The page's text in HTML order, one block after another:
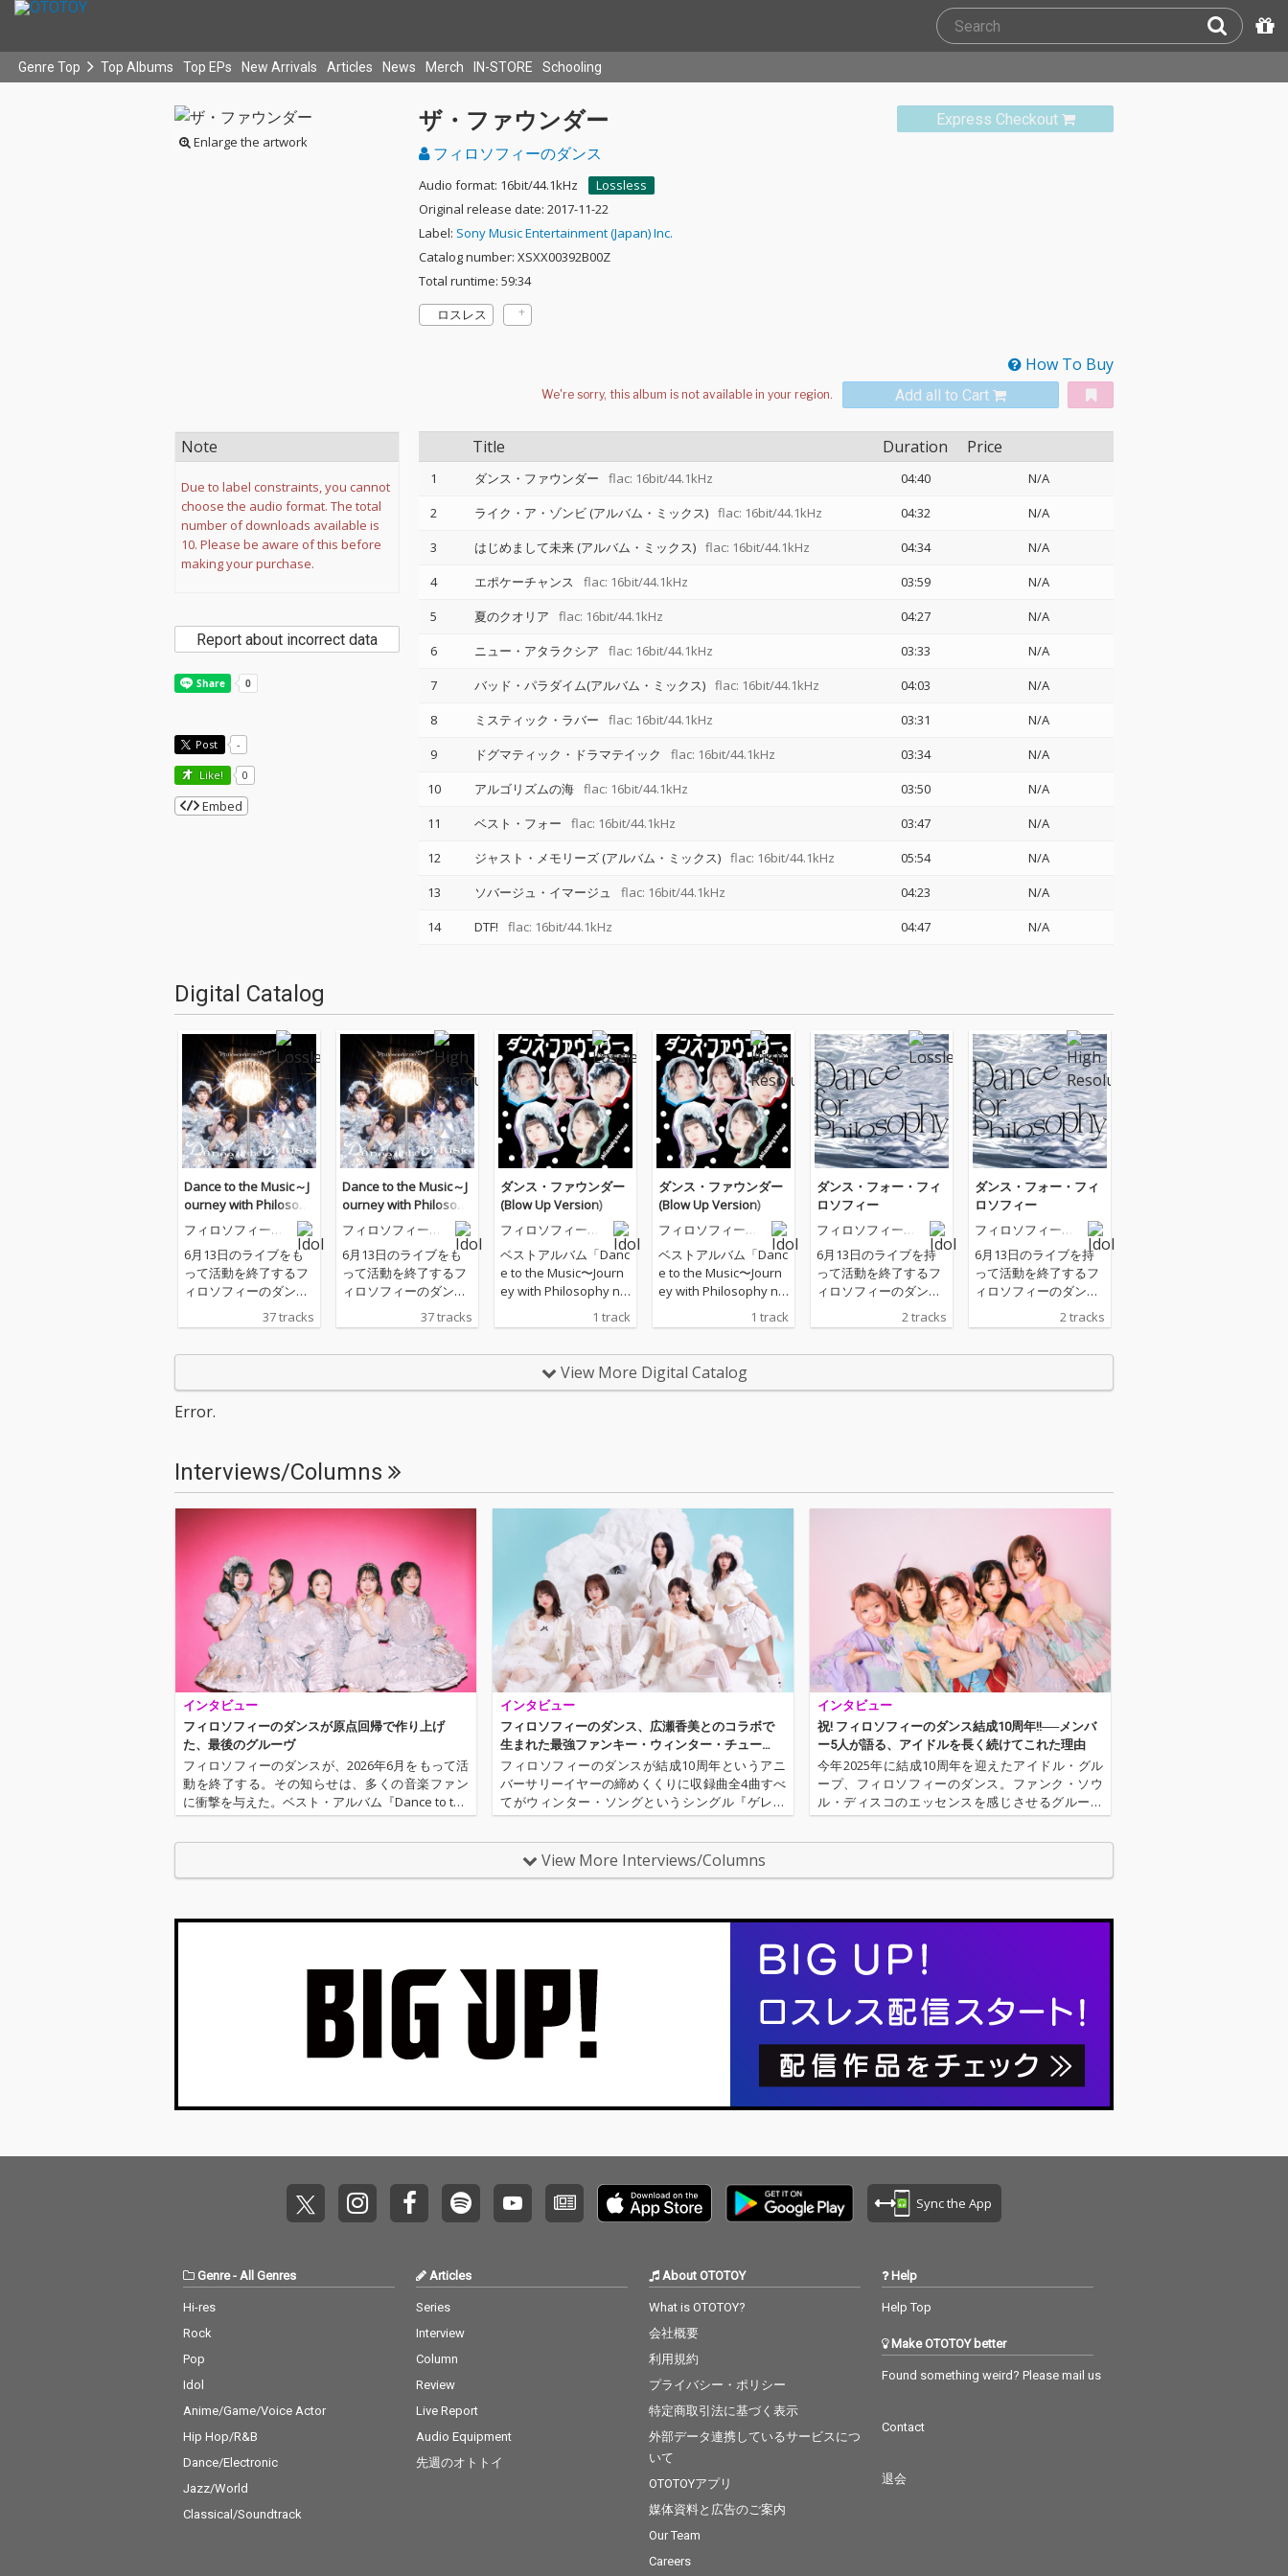
Genre Top Top Albums Top EPs New Arrivals Articles News Merch IN-STORE Schooling
Enlarge the artwork
Express Checkout
ザ・ファウンダー
フィロソフィーのダンス
Audio format: 16bit/44.1kHz
Lossless
Original release date: 2017-11-22
Label: Sony Music Entertainment (Japan) Inc.
Catalog number: XSXX00392B00Z
Total runtime: 59:34
ロスレス
How To Buy
Add all to Cart
Title Duration Price
1 ダンス・ファウンダー flac: 16bit/44.1kHz 04:40
N/A
2
ライク・ア・ゾンビ (アルバム・ミックス) flac: 16bit/44.1kHz 04:32
N/A
3
はじめまして未来 (アルバム・ミックス) flac: 16bit/44.1kHz 04:34
N/A
4
エポケーチャンス flac: 16bit/44.1kHz 03:59
N/A
5
夏のクオリア flac: 16bit/44.1kHz 04:27
N/A
6
ニュー・アタラクシア flac: 16bit/44.1kHz 03:33
N/A
7
バッド・パラダイム(アルバム・ミックス) flac: 16bit/44.1kHz 04:03
N/A
8
ミスティック・ラバー flac: 16bit/44.1kHz 03:31
N/A
9
ドグマティック・ドラマテイック flac: 16bit/44.1kHz 03:34
N/A
10
アルゴリズムの海 flac: 16bit/44.1kHz 03:50
N/A
11
ベスト・フォー flac: 16bit/44.1kHz 03:47
N/A
12
ジャスト・メモリーズ (アルバム・ミックス) flac: 16bit/44.1kHz 05:54
N/A
13
ソバージュ・イマージュ flac: 16bit/44.1kHz 04:23
N/A
14
DTF! flac: 16bit/44.1kHz 04:47 N/A
Note
Due to label constraints, you cannot
choose the audio format. The total
number of downloads available is
10. Please be aware of this before
making your purchase.
Report about incorrect data
Post -
Like! 0
Embed
Digital Catalog
Dance to the Music～J
ourney with Philosoph
y no Dance～
フィロソフィーの
6月13日のライブをも
って活動を終了するフ
ィロソフィーのダンス
だ、「Indies Best」
枚組ベスト盤。
37 tracks
Dance to the Music～J
ourney with Philosoph
y no Dance～
フィロソフィーの
6月13日のライブをも
って活動を終了するフ
ィロソフィーのダンス
だ、「Indies Best」
37 tracks
ダンス・ファウンダー
(Blow Up Version)
フィロソフィーの
ベストアルバム「Danc
e to the Music〜Journ
ey with Philosophy no
限定盤Disc3「Rare Tra
「ダンス・ファウンダ
ー（Blow Up Versio
1 track
ダンス・ファウンダー
(Blow Up Version)
フィロソフィーの
ベストアルバム「Danc
e to the Music〜Journ
ey with Philosophy no
限定盤Disc3「Rare Tra
「ダンス・ファウンダ
ー（Blow Up Versio
1 track
ダンス・フォー・フィ
ロソフィー
フィロソフィーの
6月13日のライブを持
って活動を終了するフ
ィロソフィーのダン
2 tracks
ダンス・フォー・フィ
ロソフィー
フィロソフィーの
6月13日のライブを持
って活動を終了するフ
ィロソフィーのダン
2 tracks
View More Digital Catalog
Error.
Interviews/Columns
インタビュー
フィロソフィーのダンスが原点回帰で作り上げ
た、最後のグルーヴ
フィロソフィーのダンスが、2026年6月をもって活
動を終了する。その知らせは、多くの音楽ファン
に衝撃を与えた。ベスト・アルバム『Dance to the
Music～Journey with Philosophy no Dance～』に
インタビュー
フィロソフィーのダンス、広瀬香美とのコラボで
生まれた最強ファンキー・ウィンター・チュー
ン！
フィロソフィーのダンスが結成10周年というアニ
バーサリーイヤーの締めくくりに収録曲全4曲すべ
てがウィンター・ソングというシングル『ゲレン
デ・ファンキー・ラブ』をリリースする。広瀬香
ング現場での奮闘や、冬の感情を…
インタビュー
祝! フィロソフィーのダンス結成10周年!!──メンバ
ー5人が語る、アイドルを長く続けてこれた理由
今年2025年に結成10周年を迎えたアイドル・グル
ープ、フィロソフィーのダンス。ファンク・ソウ
ル・ディスコのエッセンスを感じさせるグルーヴ
ィーなサウンドを軸にこれまで活動してきた彼女
View More Interviews/Columns
Sync the App
Genre- All Genres
Hi-res
Rock
Pop
Idol
Anime/Game/Voice Actor
Hip Hop/R&B
Dance/Electronic
Jazz/World
Classical/Soundtrack
Articles
Series
Interview
Column
Review
Live Report
Audio Equipment
先週のオトトイ
About OTOTOY
What is OTOTOY?
会社概要
利用規約
プライバシー・ポリシー
特定商取引法に基づく表示
外部データ連携しているサービスにつ
いて
OTOTOYアプリ
媒体資料と広告のご案内
Our Team
Careers
Help
Help Top
Make OTOTOY better
Found something weird? Please mail us
Contact
退会